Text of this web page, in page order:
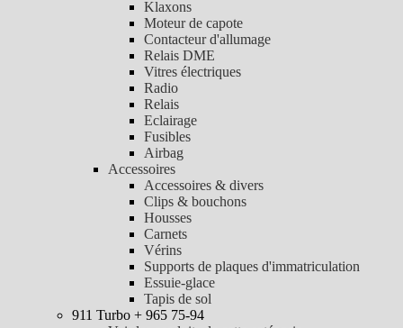
Klaxons
Moteur de capote
Contacteur d'allumage
Relais DME
Vitres électriques
Radio
Relais
Eclairage
Fusibles
Airbag
Accessoires
Accessoires & divers
Clips & bouchons
Housses
Carnets
Vérins
Supports de plaques d'immatriculation
Essuie-glace
Tapis de sol
911 Turbo + 965 75-94